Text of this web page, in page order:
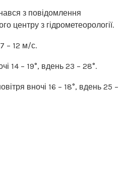
з повідомлення
центру з гідрометеорології.
– 12 м/с.
14 – 19°, вдень 23 – 28°.
вночі 16 – 18°, вдень 25 –